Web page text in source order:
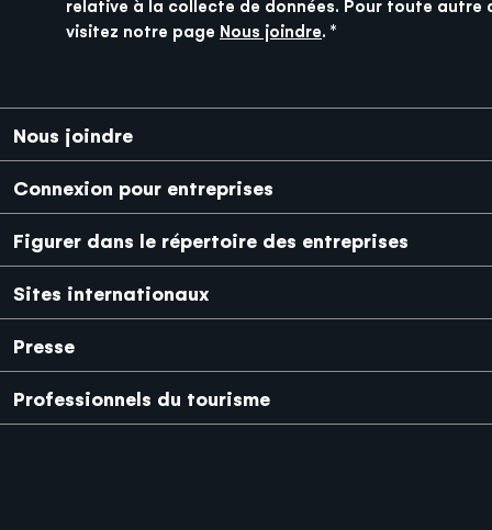
relative à la collecte de données. Pour toute autre
visitez notre page Nous joindre.
Pied de page
Nous joindre
Connexion pour entreprises
Figurer dans le répertoire des entreprises
Sites internationaux
Japanese
Presse
Professionnels du tourisme